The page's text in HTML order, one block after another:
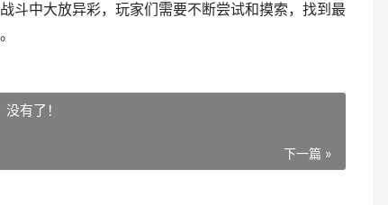
斗中大放异彩，玩家们需要不断尝试和摸索，找到最
没有了！
下一篇 »